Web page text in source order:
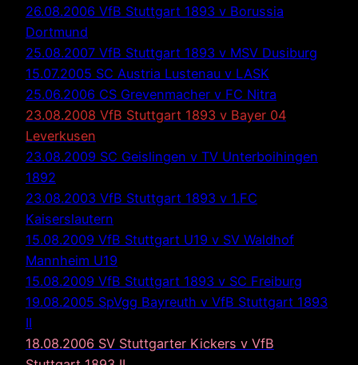
26.08.2006 VfB Stuttgart 1893 v Borussia
Dortmund
25.08.2007 VfB Stuttgart 1893 v MSV Dusiburg
15.07.2005 SC Austria Lustenau v LASK
25.06.2006 CS Grevenmacher v FC Nitra
23.08.2008 VfB Stuttgart 1893 v Bayer 04
Leverkusen
23.08.2009 SC Geislingen v TV Unterboihingen
1892
23.08.2003 VfB Stuttgart 1893 v 1.FC
Kaiserslautern
15.08.2009 VfB Stuttgart U19 v SV Waldhof
Mannheim U19
15.08.2009 VfB Stuttgart 1893 v SC Freiburg
19.08.2005 SpVgg Bayreuth v VfB Stuttgart 1893
II
18.08.2006 SV Stuttgarter Kickers v VfB